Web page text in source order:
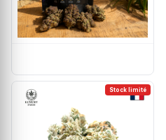
Stock limité